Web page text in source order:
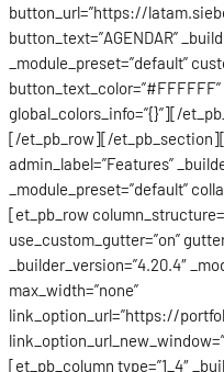
button_url=”https://
button_text=”AGENDAR”
_module_preset=”default”
global_colors_info=”{}”][/
[/et_pb_row][/
admin_label=”Features”
_module_preset=”default”
[et_pb_row
use_custom_gutter=”on”
_builder_version=”4.20.4″
max_width=”none”
link_option_url=”https://
[et_pb_column type=”1_4″